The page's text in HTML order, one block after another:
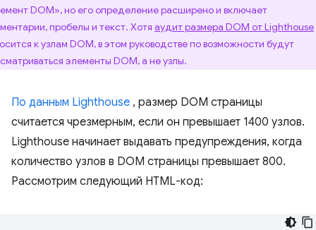
DOM», но его определение расширено и включает
пробелы и текст. Хотя аудит размера DOM от Lighthouse
к узлам DOM, в этом руководстве по возможности будут
элементы DOM, а не узлы.
По данным Lighthouse , размер DOM страницы
считается чрезмерным, если он превышает 1400 узлов.
Lighthouse начинает выдавать предупреждения, когда
количество узлов в DOM страницы превышает 800.
Рассмотрим следующий HTML-код: